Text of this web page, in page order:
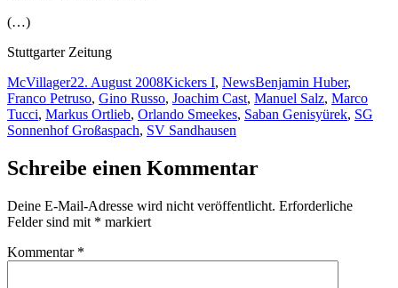
(…)
Stuttgarter Zeitung
Autor
McVillagerVeröffentlicht
am
22. August 2008Kategorien
Kickers I, NewsSchlagwörter
Benjamin Huber,
Franco Petruso, Gino Russo, Joachim Cast, Manuel Salz, Marco
Tucci, Markus Ortlieb, Orlando Smeekes, Saban Genisyürek, SG
Sonnenhof Großaspach, SV Sandhausen
Schreibe einen Kommentar
Deine E-Mail-Adresse wird nicht veröffentlicht. Erforderliche
Felder sind mit * markiert
Kommentar *